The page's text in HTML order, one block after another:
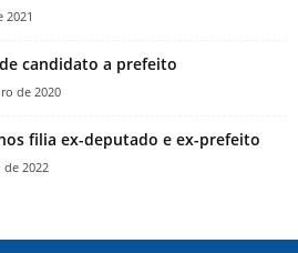
2021
candidato a prefeito
de 2020
filia ex-deputado e ex-prefeito
de 2022